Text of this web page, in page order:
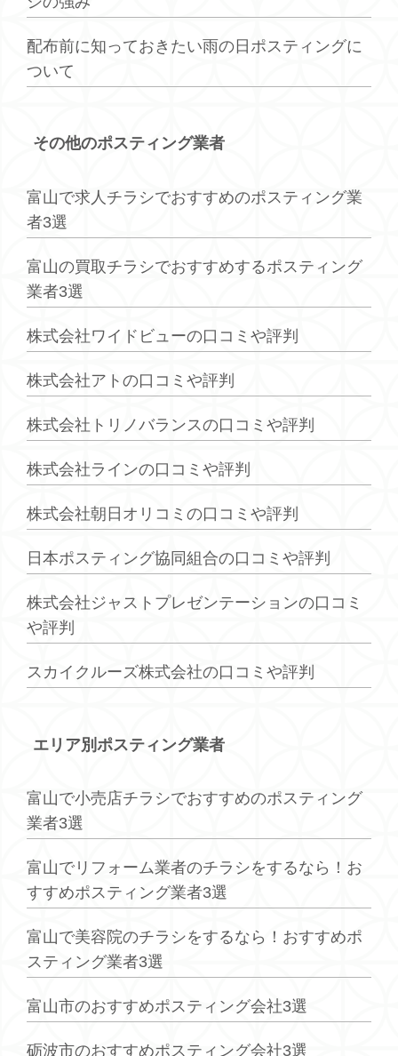
配布前に知っておきたい雨の日ポスティングに
ついて
その他のポスティング業者
富山で求人チラシでおすすめのポスティング業
者3選
富山の買取チラシでおすすめするポスティング
業者3選
株式会社ワイドビューの口コミや評判
株式会社アトの口コミや評判
株式会社トリノバランスの口コミや評判
株式会社ラインの口コミや評判
株式会社朝日オリコミの口コミや評判
日本ポスティング協同組合の口コミや評判
株式会社ジャストプレゼンテーションの口コミ
や評判
スカイクルーズ株式会社の口コミや評判
エリア別ポスティング業者
富山で小売店チラシでおすすめのポスティング
業者3選
富山でリフォーム業者のチラシをするなら！お
すすめポスティング業者3選
富山で美容院のチラシをするなら！おすすめポ
スティング業者3選
富山市のおすすめポスティング会社3選
砺波市のおすすめポスティング会社3選